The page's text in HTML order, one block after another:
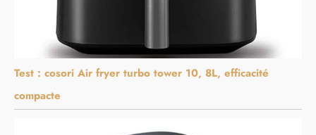
Test : cosori Air fryer turbo tower 10, 8L, efficacité
compacte